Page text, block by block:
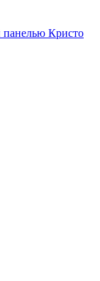
панелью Кристо